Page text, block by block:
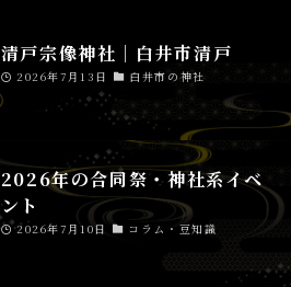
清戸宗像神社│白井市清戸
2026年7月13日 白井市の神社
2026年の合同祭・神社系イベ
ント
2026年7月10日 コラム・豆知識